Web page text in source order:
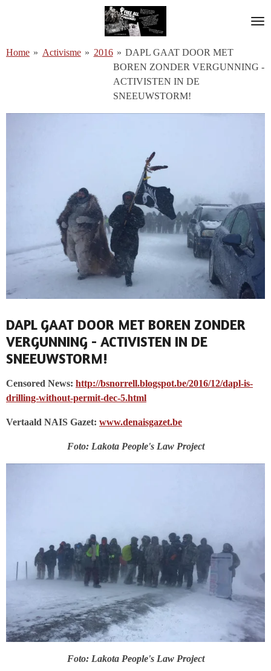
de
Home » Activisme » 2016 » DAPL GAAT DOOR MET
BOREN ZONDER VERGUNNING -
ACTIVISTEN IN DE
SNEEUWSTORM!
DAPL GAAT DOOR MET BOREN ZONDER
VERGUNNING - ACTIVISTEN IN DE
SNEEUWSTORM!
Censored News: http://bsnorrell.blogspot.be/2016/12/dapl-is-
drilling-without-permit-dec-5.html
Vertaald NAIS Gazet: www.denaisgazet.be
Foto: Lakota People's Law Project
Foto: Lakota People's Law Project